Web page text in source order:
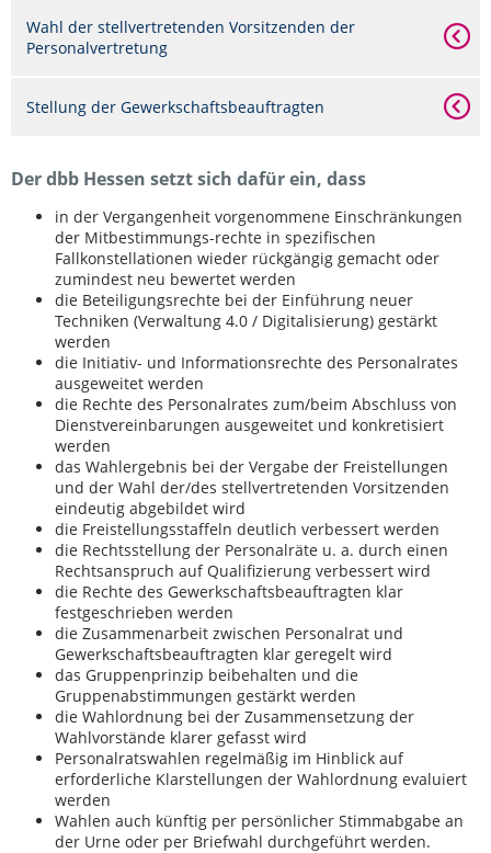
Wahl der stellvertretenden Vorsitzenden der
Personalvertretung
Stellung der Gewerkschaftsbeauftragten
Der dbb Hessen setzt sich dafür ein, dass
in der Vergangenheit vorgenommene Einschränkungen
der Mitbestimmungs-rechte in spezifischen
Fallkonstellationen wieder rückgängig gemacht oder
zumindest neu bewertet werden
die Beteiligungsrechte bei der Einführung neuer
Techniken (Verwaltung 4.0 / Digitalisierung) gestärkt
werden
die Initiativ- und Informationsrechte des Personalrates
ausgeweitet werden
die Rechte des Personalrates zum/beim Abschluss von
Dienstvereinbarungen ausgeweitet und konkretisiert
werden
das Wahlergebnis bei der Vergabe der Freistellungen
und der Wahl der/des stellvertretenden Vorsitzenden
eindeutig abgebildet wird
die Freistellungsstaffeln deutlich verbessert werden
die Rechtsstellung der Personalräte u. a. durch einen
Rechtsanspruch auf Qualifizierung verbessert wird
die Rechte des Gewerkschaftsbeauftragten klar
festgeschrieben werden
die Zusammenarbeit zwischen Personalrat und
Gewerkschaftsbeauftragten klar geregelt wird
das Gruppenprinzip beibehalten und die
Gruppenabstimmungen gestärkt werden
die Wahlordnung bei der Zusammensetzung der
Wahlvorstände klarer gefasst wird
Personalratswahlen regelmäßig im Hinblick auf
erforderliche Klarstellungen der Wahlordnung evaluiert
werden
Wahlen auch künftig per persönlicher Stimmabgabe an
der Urne oder per Briefwahl durchgeführt werden.